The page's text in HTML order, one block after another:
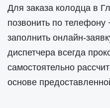
Для заказа колодца в
позвонить по телефону
заполнить онлайн-
диспетчера всегда
самостоятельно
основе